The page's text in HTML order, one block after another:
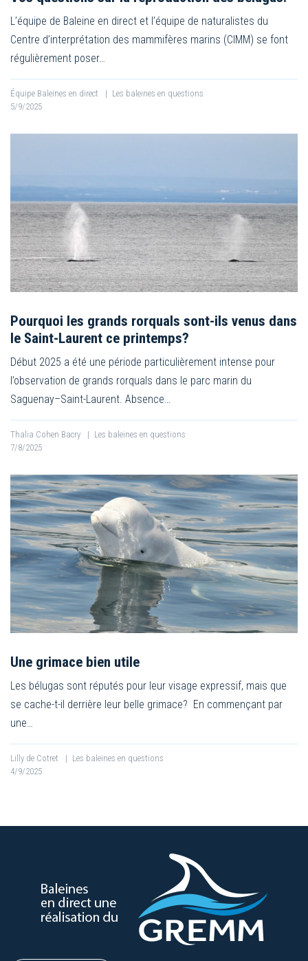
L’équipe de Baleine en direct et l’équipe de naturalistes du
Centre d’interprétation des mammifères marins (CIMM) se font
régulièrement poser…
Équipe Baleines en direct | Les baleines en questions
5/9/2025
Pourquoi les grands rorquals sont-ils venus dans
le Saint-Laurent ce printemps?
Début 2025 a été une période particulièrement intense pour
l’observation de grands rorquals dans le parc marin du
Saguenay–Saint-Laurent. Absence…
Thalia Cohen Bacry | Les baleines en questions
7/8/2025
Une grimace bien utile
Les bélugas sont réputés pour leur visage expressif, mais que
se cache-t-il derrière leur belle grimace? En commençant par
une…
Lilly de Cotret | Les baleines en questions
4/9/2025